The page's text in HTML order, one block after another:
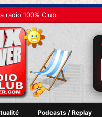
radio 100% Club
Podcasts / Replay